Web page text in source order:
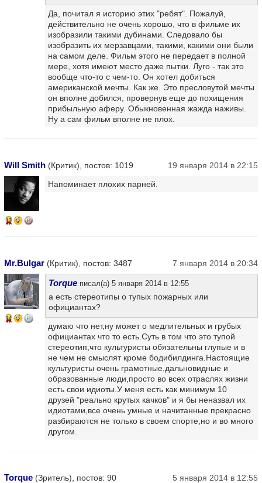
Да, почитал я историю этих "ребят". Пожалуй,
действительно не очень хорошо, что в фильме их
изобразили такими дубинами. Следовало бы
изобразить их мерзавцами, такими, какими они были
на самом деле. Фильм этого не передает в полной
мере, хотя имеют место даже пытки. Луго - так это
вообще что-то с чем-то. Он хотел добиться
американской мечты. Как же. Это пресловутой мечты
он вполне добился, провернув еще до похищения
прибыльную аферу. Обыкновенная жажда наживы.
Ну а сам фильм вполне не плох.
Will Smith (Критик), постов: 1019 19 января 2014 в 22:15
13
Напоминает плохих парней.
Mr.Bulgar (Критик), постов: 3487 7 января 2014 в 20:34
14
Torque писал(а) 5 января 2014 в 12:55
а есть стереотипы о тупых пожарных или
официантах?
думаю что нет,ну может о медлительных и грубых
официантах что то есть.Суть в том что это тупой
стереотип,что культуристы обязательны глупые и в
не чем не смыслят кроме бодибилдинга.Настоящие
культуристы очень грамотные,дальновидные и
образованные люди,просто во всех отраслях жизни
есть свои идиоты.У меня есть как минимум 10
друзей "реально крутых качков" и я бы неназвал их
идиотами,все очень умные и начитанные прекрасно
разбираются не только в своем спорте,но и во много
другом.
Torque (Зритель), постов: 90 5 января 2014 в 12:55